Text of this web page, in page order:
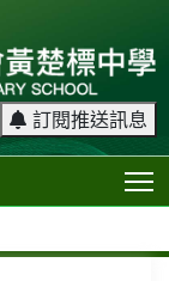
訂閱推送訊息